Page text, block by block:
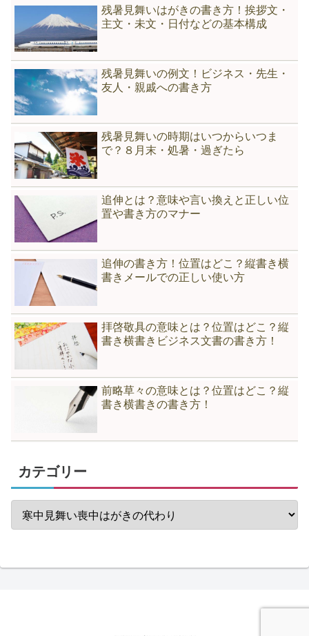
残暑見舞いはがきの書き方！挨拶文・
主文・未文・日付などの基本構成
残暑見舞いの例文！ビジネス・先生・
友人・親戚への書き方
残暑見舞いの時期はいつからいつま
で？８月末・処暑・過ぎたら
追伸とは？意味や言い換えと正しい位
置や書き方のマナー
追伸の書き方！位置はどこ？縦書き横
書きメールでの正しい使い方
拝啓敬具の意味とは？位置はどこ？縦
書き横書きビジネス文書の書き方！
前略草々の意味とは？位置はどこ？縦
書き横書きの書き方！
カテゴリー